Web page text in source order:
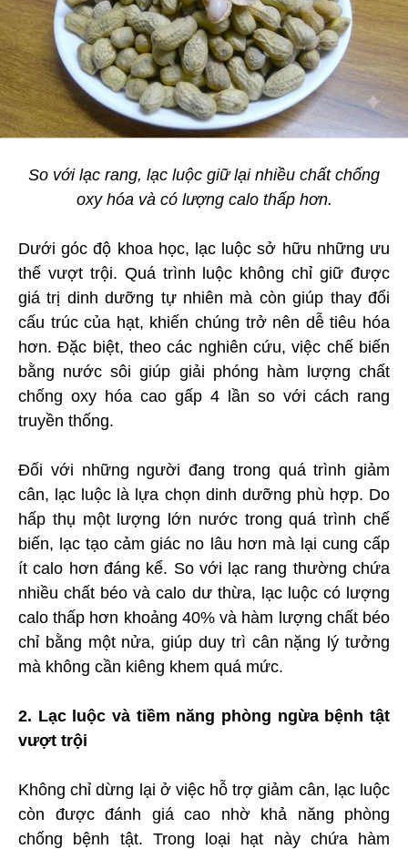
So với lạc rang, lạc luộc giữ lại nhiều chất chống
oxy hóa và có lượng calo thấp hơn.
Dưới góc độ khoa học, lạc luộc sở hữu những ưu
thế vượt trội. Quá trình luộc không chỉ giữ được
giá trị dinh dưỡng tự nhiên mà còn giúp thay đổi
cấu trúc của hạt, khiến chúng trở nên dễ tiêu hóa
hơn. Đặc biệt, theo các nghiên cứu, việc chế biến
bằng nước sôi giúp giải phóng hàm lượng chất
chống oxy hóa cao gấp 4 lần so với cách rang
truyền thống.
Đối với những người đang trong quá trình giảm
cân, lạc luộc là lựa chọn dinh dưỡng phù hợp. Do
hấp thụ một lượng lớn nước trong quá trình chế
biến, lạc tạo cảm giác no lâu hơn mà lại cung cấp
ít calo hơn đáng kể. So với lạc rang thường chứa
nhiều chất béo và calo dư thừa, lạc luộc có lượng
calo thấp hơn khoảng 40% và hàm lượng chất béo
chỉ bằng một nửa, giúp duy trì cân nặng lý tưởng
mà không cần kiêng khem quá mức.
2. Lạc luộc và tiềm năng phòng ngừa bệnh tật
vượt trội
Không chỉ dừng lại ở việc hỗ trợ giảm cân, lạc luộc
còn được đánh giá cao nhờ khả năng phòng
chống bệnh tật. Trong loại hạt này chứa hàm